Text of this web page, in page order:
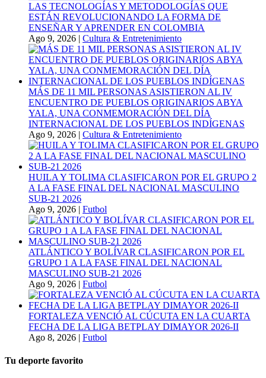
LAS TECNOLOGÍAS Y METODOLOGÍAS QUE
ESTÁN REVOLUCIONANDO LA FORMA DE
ENSEÑAR Y APRENDER EN COLOMBIA
Ago 9, 2026 | Cultura & Entretenimiento
MÁS DE 11 MIL PERSONAS ASISTIERON AL IV
ENCUENTRO DE PUEBLOS ORIGINARIOS ABYA
YALA, UNA CONMEMORACIÓN DEL DÍA
INTERNACIONAL DE LOS PUEBLOS INDÍGENAS
Ago 9, 2026 | Cultura & Entretenimiento
HUILA Y TOLIMA CLASIFICARON POR EL GRUPO 2
A LA FASE FINAL DEL NACIONAL MASCULINO
SUB-21 2026
Ago 9, 2026 | Futbol
ATLÁNTICO Y BOLÍVAR CLASIFICARON POR EL
GRUPO 1 A LA FASE FINAL DEL NACIONAL
MASCULINO SUB-21 2026
Ago 9, 2026 | Futbol
FORTALEZA VENCIÓ AL CÚCUTA EN LA CUARTA
FECHA DE LA LIGA BETPLAY DIMAYOR 2026-II
Ago 8, 2026 | Futbol
Tu deporte favorito